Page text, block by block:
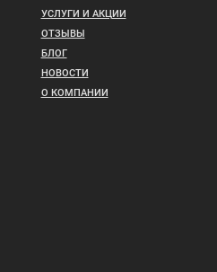
УСЛУГИ И АКЦИИ
ОТЗЫВЫ
БЛОГ
НОВОСТИ
О КОМПАНИИ